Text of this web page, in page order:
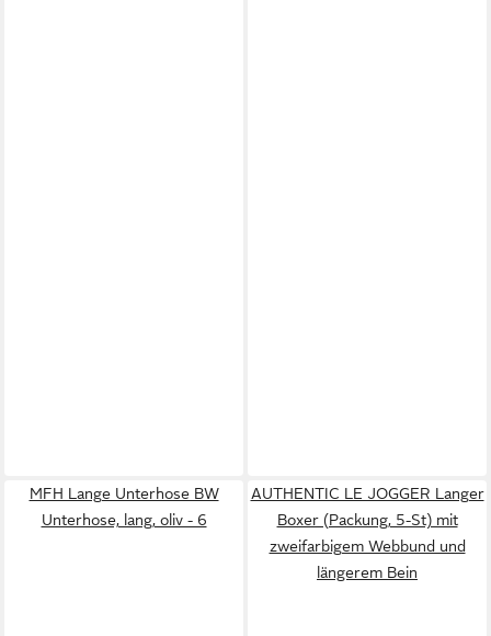
MFH Lange Unterhose BW
Unterhose, lang, oliv - 6
AUTHENTIC LE JOGGER Langer
Boxer (Packung, 5-St) mit
zweifarbigem Webbund und
längerem Bein